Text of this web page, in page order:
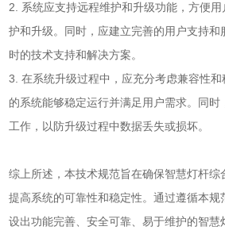
2. 系统应支持远程维护和升级功能，方便
护和升级。同时，应建立完善的用户支持和
时的技术支持和解决方案。
3. 在系统升级过程中，应充分考虑兼容性
的系统能够稳定运行并满足用户需求。同时
工作，以防升级过程中数据丢失或损坏。
综上所述，本技术规范旨在确保智慧灯杆综
提高系统的可靠性和稳定性。通过遵循本规
设出功能完善、安全可靠、易于维护的智